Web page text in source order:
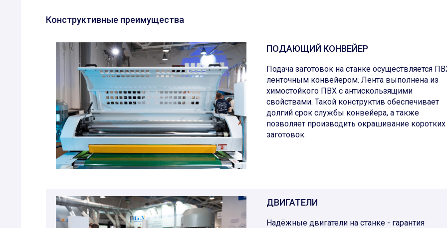
Конструктивные преимущества
ПОДАЮЩИЙ КОНВЕЙЕР
Подача заготовок на станке осуществляется
ленточным конвейером. Лента выполнена из
химостойкого ПВХ с антискользящими
свойствами. Такой конструктив обеспечивает
долгий срок службы конвейера, а также
позволяет производить окрашивание коротких
заготовок.
ДВИГАТЕЛИ
Надёжные двигатели на станке - гарантия